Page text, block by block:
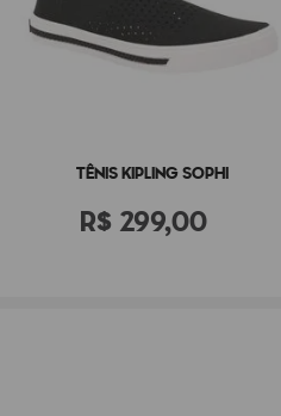
TÊNIS KIPLING SOPHI
R$ 299,00